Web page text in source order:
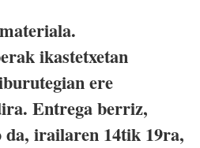
ikastetxetan
ere
Entrega berriz,
irailaren 14tik 19ra,